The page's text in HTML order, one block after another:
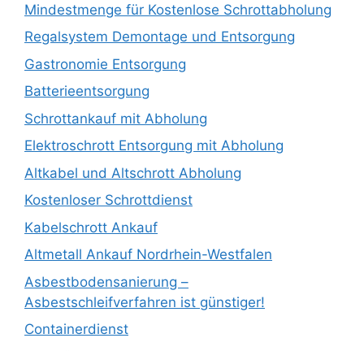
Mindestmenge für Kostenlose Schrottabholung
Regalsystem Demontage und Entsorgung
Gastronomie Entsorgung
Batterieentsorgung
Schrottankauf mit Abholung
Elektroschrott Entsorgung mit Abholung
Altkabel und Altschrott Abholung
Kostenloser Schrottdienst
Kabelschrott Ankauf
Altmetall Ankauf Nordrhein-Westfalen
Asbestbodensanierung –
Asbestschleifverfahren ist günstiger!
Containerdienst